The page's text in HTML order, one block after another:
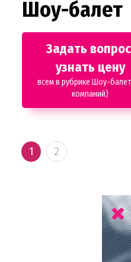
Шоу-балет
Задать
узнать цену
всем в рубрике Шоу-
компаний)
1 2